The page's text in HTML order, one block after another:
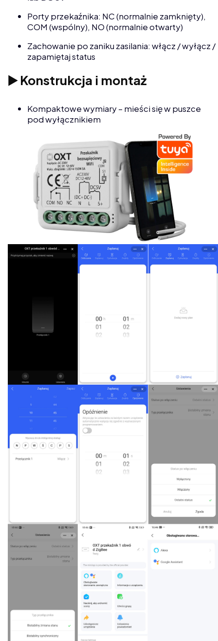
Porty przekaźnika: NC (normalnie zamknięty),
COM (wspólny), NO (normalnie otwarty)
Zachowanie po zaniku zasilania: włącz / wyłącz /
zapamiętaj status
▶️ Konstrukcja i montaż
Kompaktowe wymiary – mieści się w puszce
pod wyłącznikiem